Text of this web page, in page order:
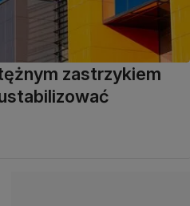
zastrzykiem